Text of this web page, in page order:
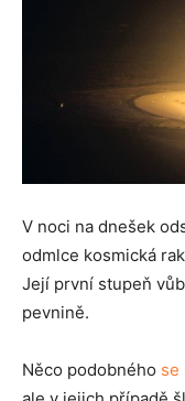
V noci na dnešek
odmlce kosmická
Její první stupeň
pevnině.
Něco podobného se